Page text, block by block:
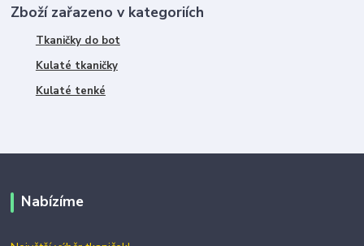
Zboží zařazeno v kategoriích
Tkaničky do bot
Kulaté tkaničky
Kulaté tenké
Nabízíme